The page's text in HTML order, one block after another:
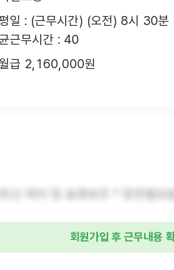
일 : (근무시간) (오전) 8시 30
근무시간 : 40
급 2,160,000원
르신 케어 및 송영보조 * 운전필
회원가입 후 근무내용